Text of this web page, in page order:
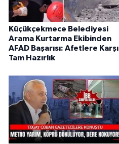
Küçükçekmece Belediyesi
Arama Kurtarma Ekibinden
AFAD Başarısı: Afetlere Karşı
Tam Hazırlık